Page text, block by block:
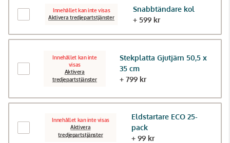
Innehållet kan inte visas
Aktivera tredjepartstjänster
Snabbtändare kol
+ 599 kr
Innehållet kan inte
visas
Aktivera
tredjepartstjänster
Stekplatta Gjutjärn 50,5 x
35 cm
+ 799 kr
Innehållet kan inte visas
Aktivera
tredjepartstjänster
Eldstartare ECO 25-
pack
+ 99 kr